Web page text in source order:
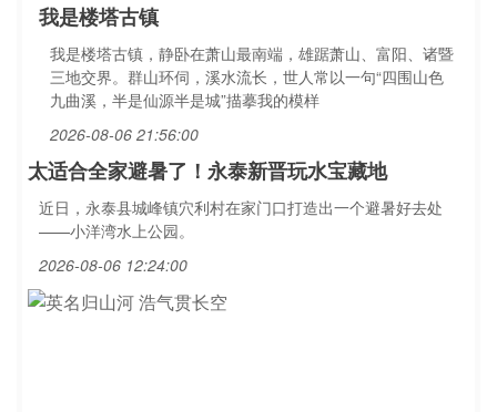
我是楼塔古镇
我是楼塔古镇，静卧在萧山最南端，雄踞萧山、富阳、诸暨
三地交界。群山环伺，溪水流长，世人常以一句“四围山色
九曲溪，半是仙源半是城”描摹我的模样
2026-08-06 21:56:00
太适合全家避暑了！永泰新晋玩水宝藏地
近日，永泰县城峰镇穴利村在家门口打造出一个避暑好去处
——小洋湾水上公园。
2026-08-06 12:24:00